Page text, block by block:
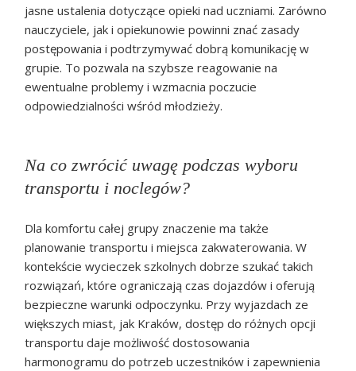
jasne ustalenia dotyczące opieki nad uczniami. Zarówno
nauczyciele, jak i opiekunowie powinni znać zasady
postępowania i podtrzymywać dobrą komunikację w
grupie. To pozwala na szybsze reagowanie na
ewentualne problemy i wzmacnia poczucie
odpowiedzialności wśród młodzieży.
Na co zwrócić uwagę podczas wyboru
transportu i noclegów?
Dla komfortu całej grupy znaczenie ma także
planowanie transportu i miejsca zakwaterowania. W
kontekście wycieczek szkolnych dobrze szukać takich
rozwiązań, które ograniczają czas dojazdów i oferują
bezpieczne warunki odpoczynku. Przy wyjazdach ze
większych miast, jak Kraków, dostęp do różnych opcji
transportu daje możliwość dostosowania
harmonogramu do potrzeb uczestników i zapewnienia